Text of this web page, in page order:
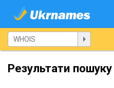
Результати пошуку